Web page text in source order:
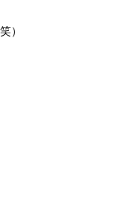
）